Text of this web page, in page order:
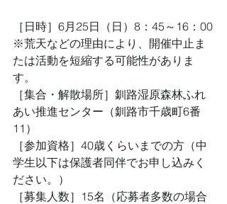
［日時］6月25日（日）8：45～16：00
※荒天などの理由により、開催中止ま
たは活動を短縮する可能性がありま
す。
［集合・解散場所］釧路湿原森林ふれ
あい推進センター（釧路市千歳町6番
11）
［参加資格］40歳くらいまでの方（中
学生以下は保護者同伴でお申し込みく
ださい。）
［募集人数］15名（応募者多数の場合